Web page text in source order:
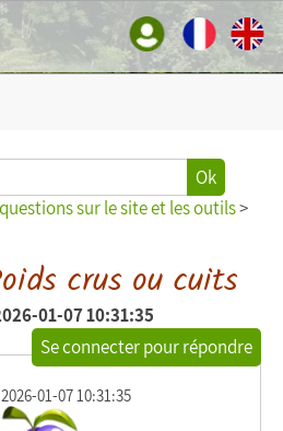
Ok
sur le site et les outils>
crus ou cuits
01-07 10:31:35
Se connecter pour répondre
01-07 10:31:35